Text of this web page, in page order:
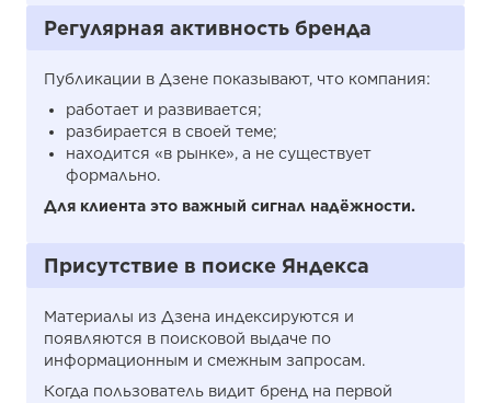
Регулярная активность бренда
Публикации в Дзене показывают, что компания:
работает и развивается;
разбирается в своей теме;
находится «в рынке», а не существует
формально.
Для клиента это важный сигнал надёжности.
Присутствие в поиске Яндекса
Материалы из Дзена индексируются и
появляются в поисковой выдаче по
информационным и смежным запросам.
Когда пользователь видит бренд на первой